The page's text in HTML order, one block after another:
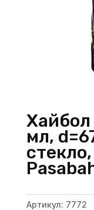
мл,
Артикул: 7772